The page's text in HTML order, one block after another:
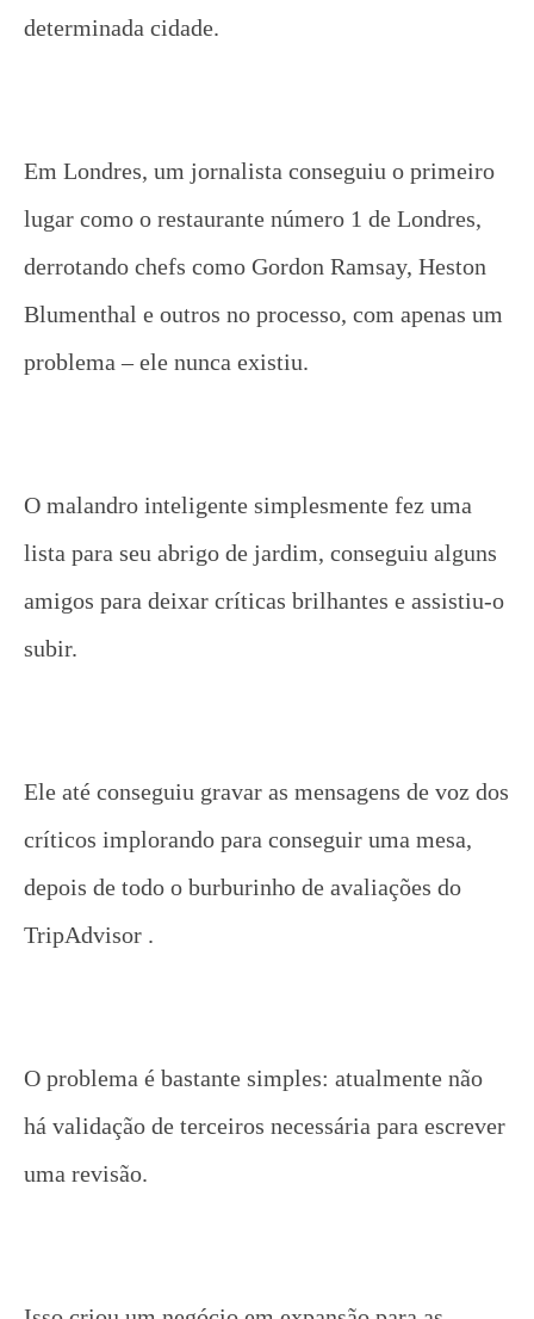
determinada cidade.
Em Londres, um jornalista conseguiu o primeiro
lugar como o restaurante número 1 de Londres,
derrotando chefs como Gordon Ramsay, Heston
Blumenthal e outros no processo, com apenas um
problema – ele nunca existiu.
O malandro inteligente simplesmente fez uma
lista para seu abrigo de jardim, conseguiu alguns
amigos para deixar críticas brilhantes e assistiu-o
subir.
Ele até conseguiu gravar as mensagens de voz dos
críticos implorando para conseguir uma mesa,
depois de todo o burburinho de avaliações do
TripAdvisor .
O problema é bastante simples: atualmente não
há validação de terceiros necessária para escrever
uma revisão.